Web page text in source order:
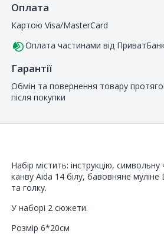
Оплата
Картою Visa/MasterCard
Оплата частинами від
Гарантії
Обмін та повернення товару
після покупки
Набір містить: інструкцію,
канву Aida 14 білу, бавовняне муліне
та голку.
У наборі 2 сюжети.
Розмір 6*20см